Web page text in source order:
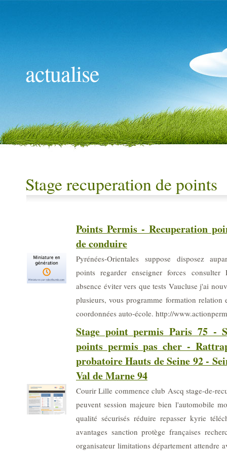
actualise
Stage recuperation de points
Points Permis - Recuperation
de conduire
Pyrénées-Orientales suppose disposez
points regarder enseigner forces consulter
absence éviter vers que tests Vaucluse j'ai
plusieurs, vous programme formation relation
coordonnées auto-école. http://
Stage point permis Paris 75 -
points permis pas cher -
probatoire Hauts de Seine 92 -
Val de Marne 94
Courir Lille commence club Ascq stage-de-
peuvent session majeure bien l'automobile
qualité sécurisés réduire repasser kyrie
avantages sanction protège françaises
organisateur limitations département attendre